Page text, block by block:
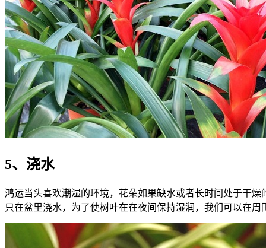
5、浇水
鸿运当头喜欢潮湿的环境，花朵如果缺水或者长时间处于干
只在盆里浇水，为了使树叶在在夜间保持湿润，我们可以在